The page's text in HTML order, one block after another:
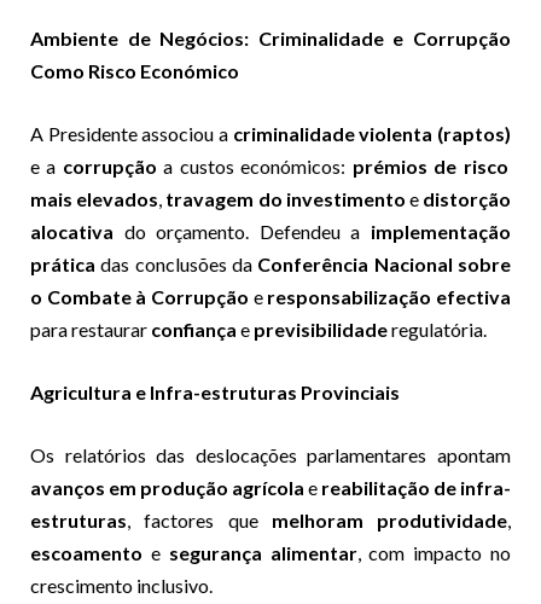
Ambiente de Negócios: Criminalidade e Corrupção
Como Risco Económico
A Presidente associou a criminalidade violenta (raptos)
e a corrupção a custos económicos: prémios de risco
mais elevados, travagem do investimento e distorção
alocativa do orçamento. Defendeu a implementação
prática das conclusões da Conferência Nacional sobre
o Combate à Corrupção e responsabilização efectiva
para restaurar confiança e previsibilidaderegulatória.
Agricultura e Infra-estruturas Provinciais
Os relatórios das deslocações parlamentares apontam
avanços em produção agrícola e reabilitação de infra-
estruturas, factores que melhoram produtividade,
escoamento e segurança alimentar, com impacto no
crescimento inclusivo.